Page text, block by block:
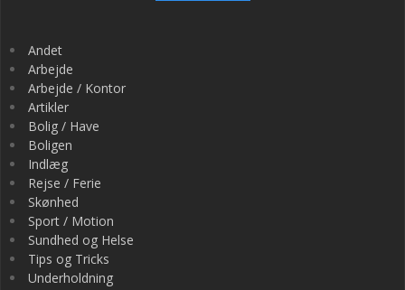
Andet
Arbejde
Arbejde / Kontor
Artikler
Bolig / Have
Boligen
Indlæg
Rejse / Ferie
Skønhed
Sport / Motion
Sundhed og Helse
Tips og Tricks
Underholdning